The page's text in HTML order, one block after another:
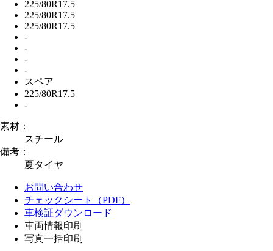
225/80R17.5
225/80R17.5
225/80R17.5
-
-
-
-
スペア
225/80R17.5
-
素材：
スチール
備考：
夏タイヤ
お問い合わせ
チェックシート（PDF）
車検証ダウンロード
車両情報印刷
写真一括印刷